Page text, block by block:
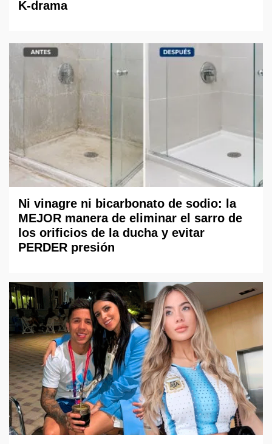
K-drama
Ni vinagre ni bicarbonato de sodio: la
MEJOR manera de eliminar el sarro de
los orificios de la ducha y evitar
PERDER presión